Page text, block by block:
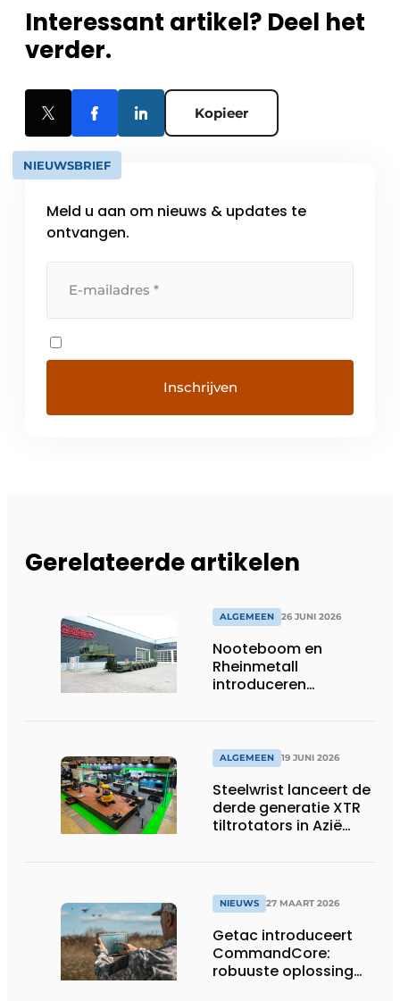
Interessant artikel? Deel het
verder.
Kopieer
NIEUWSBRIEF
Meld u aan om nieuws & updates te
ontvangen.
Gerelateerde artikelen
ALGEMEEN 26 JUNI 2026
Nooteboom en
Rheinmetall
introduceren
ALGEMEEN 19 JUNI 2026
Steelwrist lanceert de
derde generatie XTR
tiltrotators in Azië
NIEUWS 27 MAART 2026
Getac introduceert
CommandCore:
robuuste oplossing